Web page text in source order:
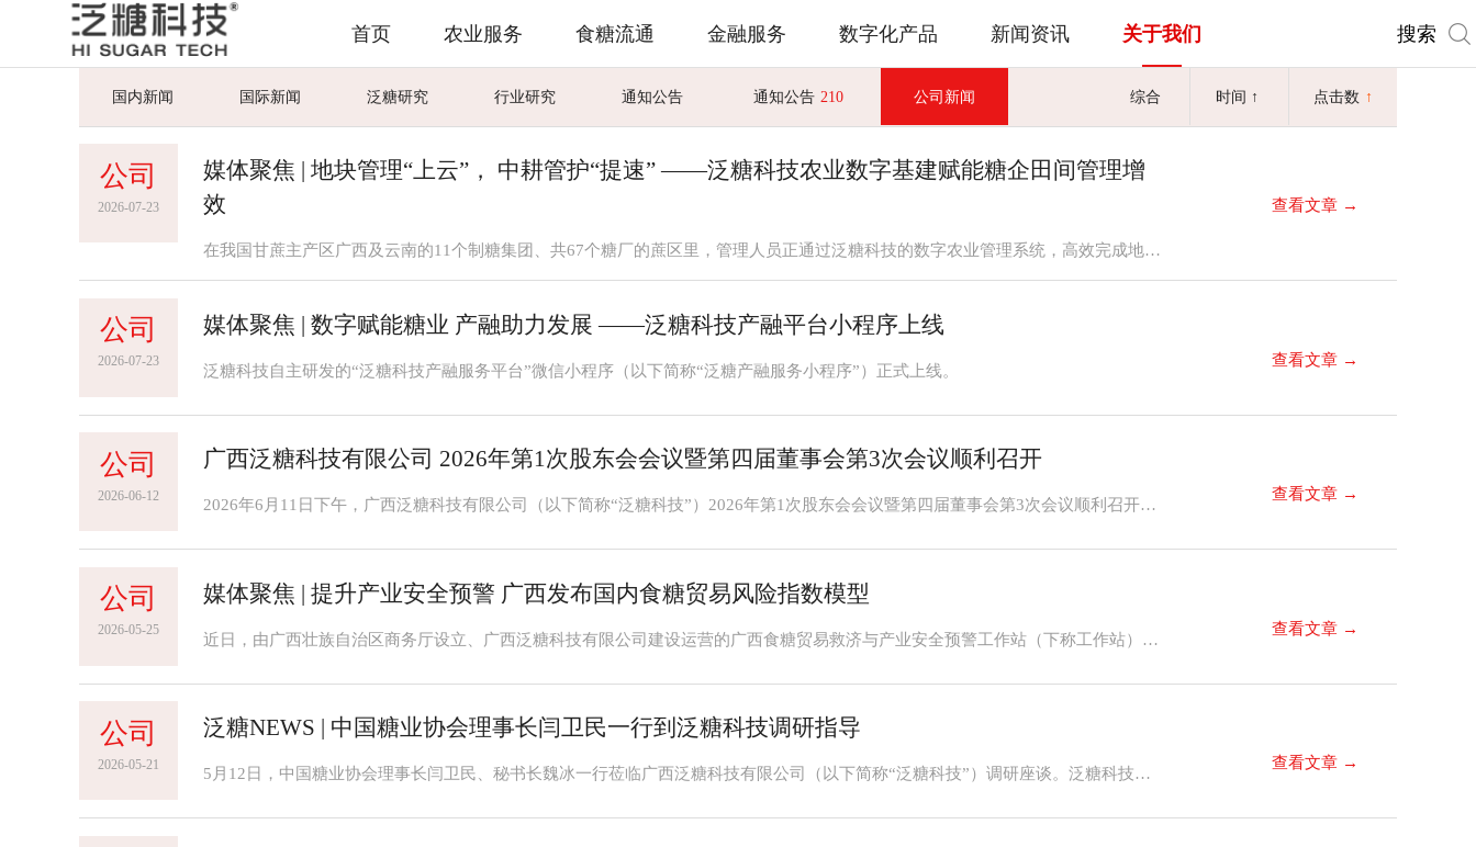
首页 农业服务 食糖流通 金融服务 数字化产品 新闻资讯 关于我们 搜索
综合 时间 ↑ 点击数 ↑
国内新闻 国际新闻 泛糖研究 行业研究 通知公告 通知公告 210 公司新闻
查看文章 →
公司
2026-07-23
媒体聚焦 | 地块管理“上云”， 中耕管护“提速” ——泛糖科技农业数字基建赋能糖企田间管理增
效
在我国甘蔗主产区广西及云南的11个制糖集团、共67个糖厂的蔗区里，管理人员正通过泛糖科技的数字农业管理系统，高效完成地块采集、农资发放与甘蔗长势监测等工作，以“数据流”替代“汗水流”，让甘蔗拔节期的田间管理跑出智慧“加速度”。
查看文章 →
公司
2026-07-23
媒体聚焦 | 数字赋能糖业 产融助力发展 ——泛糖科技产融平台小程序上线
泛糖科技自主研发的“泛糖科技产融服务平台”微信小程序（以下简称“泛糖产融服务小程序”）正式上线。
查看文章 →
公司
2026-06-12
广西泛糖科技有限公司 2026年第1次股东会会议暨第四届董事会第3次会议顺利召开
2026年6月11日下午，广西泛糖科技有限公司（以下简称“泛糖科技”）2026年第1次股东会会议暨第四届董事会第3次会议顺利召开，股东代表、董事、监事及公司经营班子成员出席会议。
查看文章 →
公司
2026-05-25
媒体聚焦 | 提升产业安全预警 广西发布国内食糖贸易风险指数模型
近日，由广西壮族自治区商务厅设立、广西泛糖科技有限公司建设运营的广西食糖贸易救济与产业安全预警工作站（下称工作站）发布《中国食糖贸易风险监测分析报告（2026年第1期）》，标志着该工作站的食糖贸易风险监测体系完成重大升级，通过建立国内食糖贸易风险指数模型，推动我国食糖产业安全监测从“定性研判”迈向“定量预警”，由“事后应对”转向“事前预警”。
查看文章 →
公司
2026-05-21
泛糖NEWS | 中国糖业协会理事长闫卫民一行到泛糖科技调研指导
5月12日，中国糖业协会理事长闫卫民、秘书长魏冰一行莅临广西泛糖科技有限公司（以下简称“泛糖科技”）调研座谈。泛糖科技总经理刘经场陪同调研并作专题汇报。双方就糖业数字化转型、食糖市场形势、产业链安全协同等议题进行了深入交流。<br/><br/>